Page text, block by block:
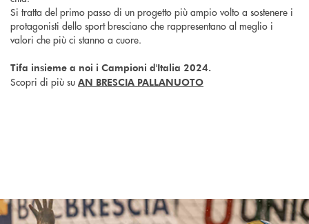
Si tratta del primo passo di un progetto più ampio volto a sostenere i
protagonisti dello sport bresciano che rappresentano al meglio i
valori che più ci stanno a cuore.
Tifa insieme a noi i Campioni d'Italia 2024.
Scopri di più su AN BRESCIA PALLANUOTO